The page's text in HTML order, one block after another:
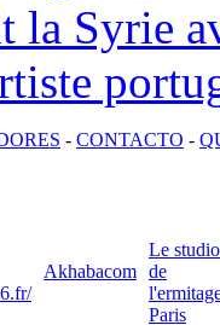
la Syrie
- CONTACTO -
Akhabacom
Le studio
de
Paris